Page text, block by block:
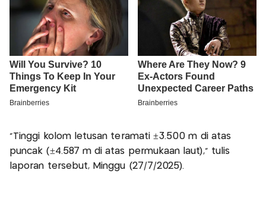
"Tinggi kolom letusan teramati ±3.500 m di atas
puncak (±4.587 m di atas permukaan laut)," tulis
laporan tersebut, Minggu (27/7/2025).